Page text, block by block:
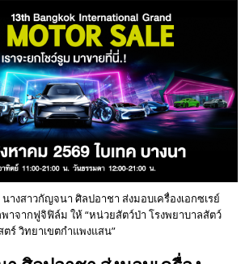
นางสาวกัญจนา ศิลปอาชา ส่งมอบเครื่องเอกซเรย์
าจากฟูจิฟิล์ม ให้ “หน่วยสัตว์ป่า โรงพยาบาลสัตว์
ร์ วิทยาเขตกำแพงแสน”